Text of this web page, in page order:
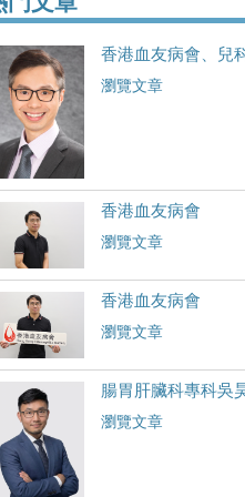
香港血友病會、兒
瀏覽文章
香港血友病會
瀏覽文章
香港血友病會
瀏覽文章
腸胃肝臟科專科吳
瀏覽文章